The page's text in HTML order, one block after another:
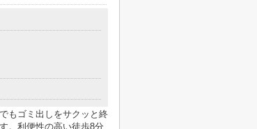
もゴミ出しをサクッと終
。利便性の高い徒歩8分